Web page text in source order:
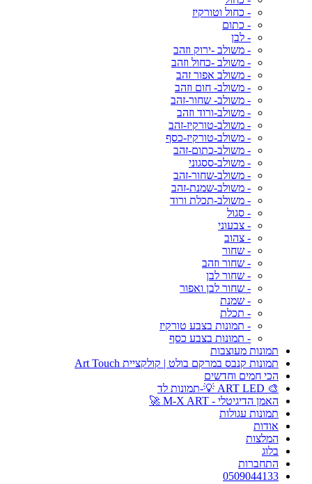
- כחול וטורקיז
- כתום
- לבן
- משולב -ירוק וזהב
- משולב -כחול וזהב
- משולב אפור זהב
- משולב- חום וזהב
- משולב- שחור-זהב
- משולב-ורוד וזהב
- משולב-טורקיז-זהב
- משולב-טורקיז-כסף
- משולב-כתום-זהב
- משולב-ססגוני
- משולב-שחור-זהב
- משולב-שמנת-זהב
- משולב-תכלת ורוד
- סגול
- צבעוני
- צהוב
- שחור
- שחור וזהב
- שחור לבן
- שחור לבן ואפור
- שמנת
- תכלת
- תמונות בצבע טורקיז
- תמונות בצבע כסף
תמונות מעוצבות
תמונות קנבס במרקם בולט | קולקציית Art Touch
הכי חמים וחדשים
🎨 ART LED 💡-תמונות לד
האמן הדיגיטלי - M-X ART 🚀
תמונות עגולות
אודות
המלצות
בלוג
התחברות
0509044133